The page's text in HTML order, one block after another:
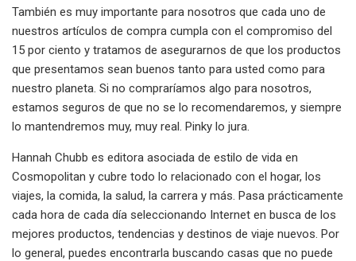
También es muy importante para nosotros que cada uno de
nuestros artículos de compra cumpla con el compromiso del
15 por ciento y tratamos de asegurarnos de que los productos
que presentamos sean buenos tanto para usted como para
nuestro planeta. Si no compraríamos algo para nosotros,
estamos seguros de que no se lo recomendaremos, y siempre
lo mantendremos muy, muy real. Pinky lo jura.
Hannah Chubb es editora asociada de estilo de vida en
Cosmopolitan y cubre todo lo relacionado con el hogar, los
viajes, la comida, la salud, la carrera y más. Pasa prácticamente
cada hora de cada día seleccionando Internet en busca de los
mejores productos, tendencias y destinos de viaje nuevos. Por
lo general, puedes encontrarla buscando casas que no puede